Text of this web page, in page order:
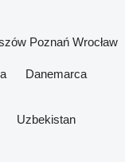
Poznań Wrocław
Danemarca
Uzbekistan